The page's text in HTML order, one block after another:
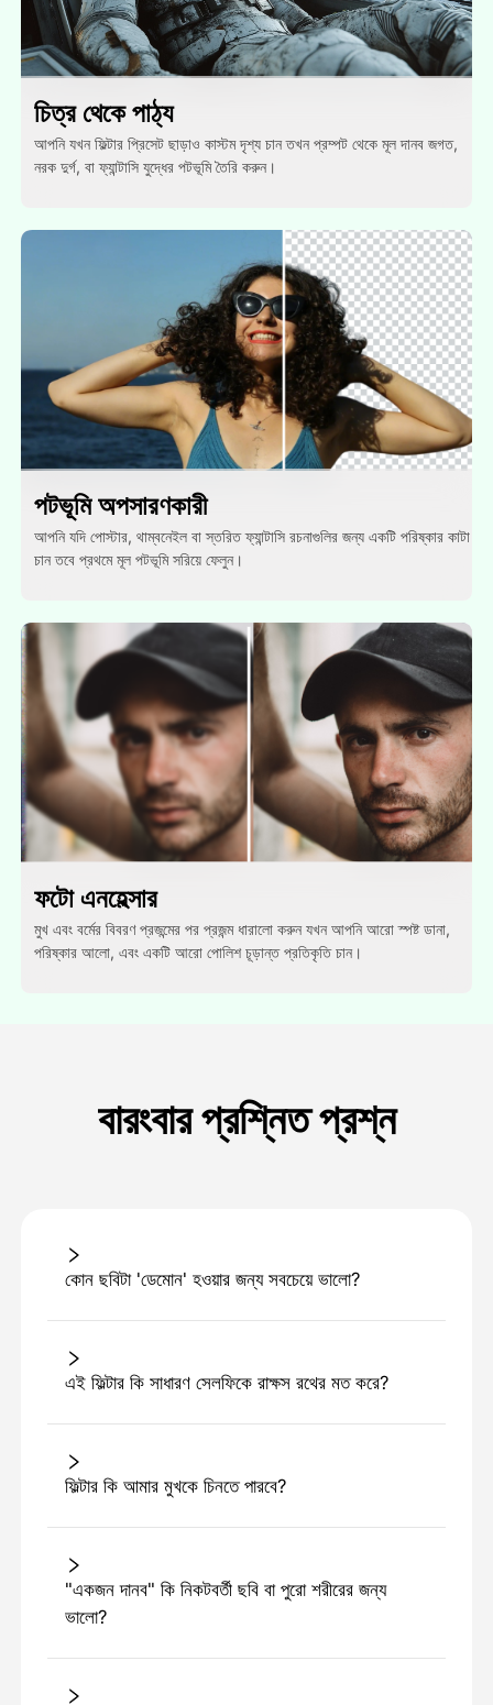
চিত্র থেকে পাঠ্য
আপনি যখন ফিল্টার প্রিসেট ছাড়াও কাস্টম দৃশ্য চান তখন প্রম্পট থেকে মূল দানব জগত,
নরক দুর্গ, বা ফ্যান্টাসি যুদ্ধের পটভূমি তৈরি করুন।
পটভূমি অপসারণকারী
আপনি যদি পোস্টার, থাম্বনেইল বা স্তরিত ফ্যান্টাসি রচনাগুলির জন্য একটি পরিষ্কার কাটা
চান তবে প্রথমে মূল পটভূমি সরিয়ে ফেলুন।
ফটো এনহেল্সার
মুখ এবং বর্মের বিবরণ প্রজন্মের পর প্রজন্ম ধারালো করুন যখন আপনি আরো স্পষ্ট ডানা,
পরিষ্কার আলো, এবং একটি আরো পোলিশ চূড়ান্ত প্রতিকৃতি চান।
বারংবার প্রশ্নিত প্রশ্ন
কোন ছবিটা 'ডেমোন' হওয়ার জন্য সবচেয়ে ভালো?
এই ফিল্টার কি সাধারণ সেলফিকে রাক্ষস রথের মত করে?
ফিল্টার কি আমার মুখকে চিনতে পারবে?
"একজন দানব" কি নিকটবর্তী ছবি বা পুরো শরীরের জন্য
ভালো?